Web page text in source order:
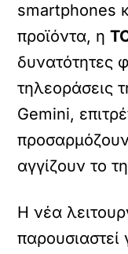
smartphones
προϊόντα, η
δυνατότητες
τηλεοράσεις
Gemini,
αγγίζουν το
Η νέα